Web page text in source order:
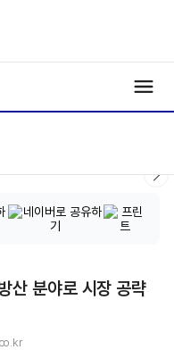
산 분야로 시장 공략